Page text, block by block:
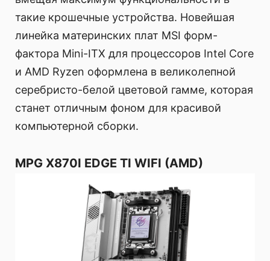
такие крошечные устройства. Новейшая
линейка материнских плат MSI форм-
фактора Mini-ITX для процессоров Intel Core
и AMD Ryzen оформлена в великолепной
серебристо-белой цветовой гамме, которая
станет отличным фоном для красивой
компьютерной сборки.
MPG X870I EDGE TI WIFI (AMD)